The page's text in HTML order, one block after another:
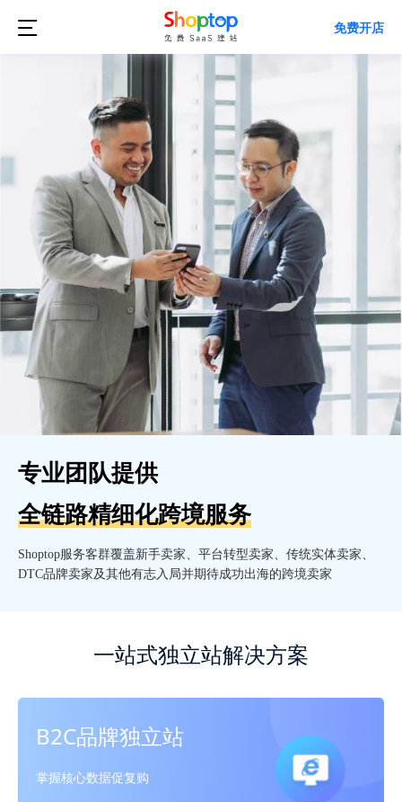
 免费开店
专业团队提供
全链路精细化跨境服务
Shoptop服务客群覆盖新手卖家、平台转型卖家、传统实体卖家、
DTC品牌卖家及其他有志入局并期待成功出海的跨境卖家
一站式独立站解决方案
B2C品牌独立站
掌握核心数据促复购